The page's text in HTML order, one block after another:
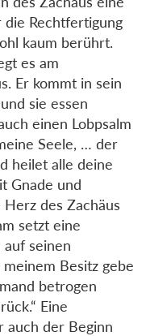
Rechtfertigung
kaum berührt.
es am
Er kommt in sein
sie essen
einen Lobpsalm
Seele, … der
heilet alle deine
Gnade und
Herz des Zachäus
setzt eine
seinen
Besitz gebe
betrogen
Eine
auch der Beginn